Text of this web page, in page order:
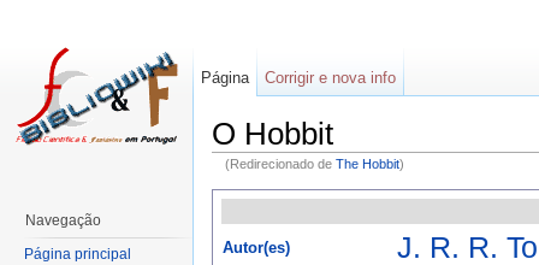
O Hobbit
(Redirecionado de The Hobbit)
Autor(es) J. R. R.
Página Corrigir e nova info
Navegação
Página principal